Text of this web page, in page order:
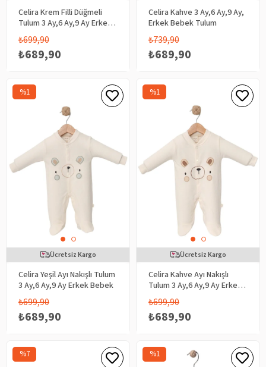
Celira Krem Filli Düğmeli
Tulum 3 Ay,6 Ay,9 Ay Erkek
Bebek
₺689,90
₺699,90
Celira Kahve 3 Ay,6 Ay,9 Ay,
Erkek Bebek Tulum
₺689,90
₺739,90
Celira Yeşil Ayı Nakışlı Tulum
3 Ay,6 Ay,9 Ay Erkek Bebek
₺689,90
₺699,90
%1
Ücretsiz Kargo
Celira Kahve Ayı Nakışlı
Tulum 3 Ay,6 Ay,9 Ay Erkek
Bebek
₺689,90
₺699,90
%1
Ücretsiz Kargo
%7 %1